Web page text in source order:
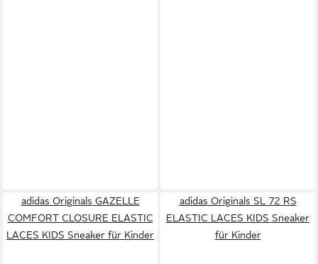
adidas Originals GAZELLE
COMFORT CLOSURE ELASTIC
LACES KIDS Sneaker für Kinder
adidas Originals SL 72 RS
ELASTIC LACES KIDS Sneaker
für Kinder